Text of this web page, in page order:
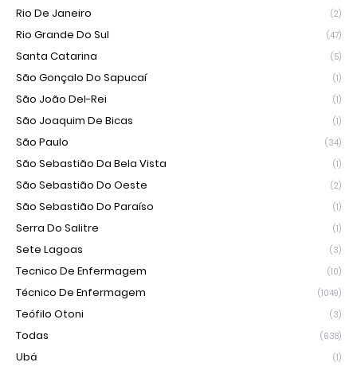
Rio De Janeiro (2)
Rio Grande Do Sul (47)
Santa Catarina (5)
São Gonçalo Do Sapucaí (1)
São João Del-Rei (1)
São Joaquim De Bicas (1)
São Paulo (34)
São Sebastião Da Bela Vista (1)
São Sebastião Do Oeste (2)
São Sebastião Do Paraíso (1)
Serra Do Salitre (1)
Sete Lagoas (3)
Tecnico De Enfermagem (10)
Técnico De Enfermagem (1049)
Teófilo Otoni (3)
Todas (638)
Ubá (1)